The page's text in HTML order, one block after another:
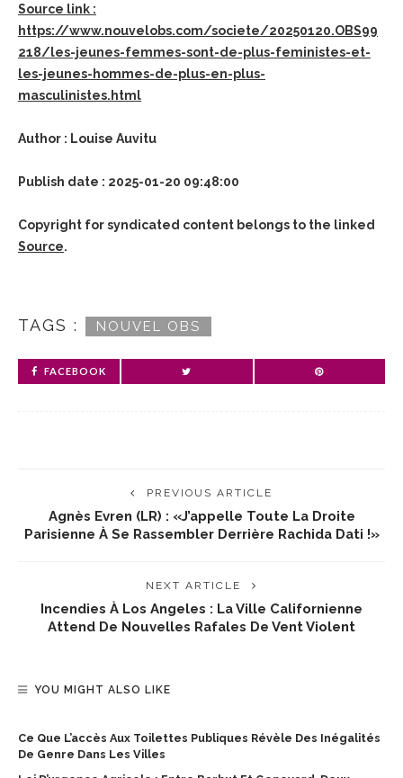
Source link :
https://www.nouvelobs.com/societe/20250120.OBS99
218/les-jeunes-femmes-sont-de-plus-feministes-et-
les-jeunes-hommes-de-plus-en-plus-
masculinistes.html
Author : Louise Auvitu
Publish date : 2025-01-20 09:48:00
Copyright for syndicated content belongs to the linked
Source.
TAGS : NOUVEL OBS
FACEBOOK
PREVIOUS ARTICLE
Agnès Evren (LR) : «J’appelle Toute La Droite
Parisienne À Se Rassembler Derrière Rachida Dati !»
NEXT ARTICLE
Incendies À Los Angeles : La Ville Californienne
Attend De Nouvelles Rafales De Vent Violent
YOU MIGHT ALSO LIKE
Ce Que L’accès Aux Toilettes Publiques Révèle Des Inégalités
De Genre Dans Les Villes